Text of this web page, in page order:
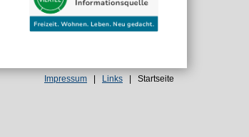
Impressum Links Startseite